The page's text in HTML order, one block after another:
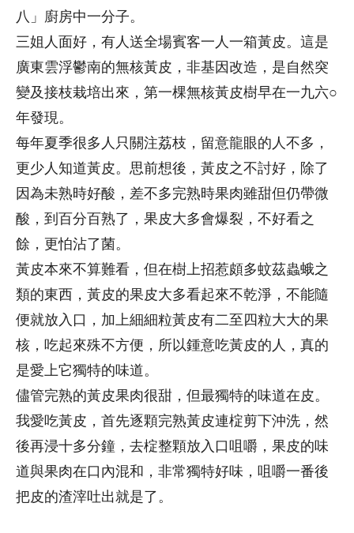
八」廚房中一分子。
三姐人面好，有人送全場賓客一人一箱黃皮。這是
廣東雲浮鬱南的無核黃皮，非基因改造，是自然突
變及接枝栽培出來，第一棵無核黃皮樹早在一九六○
年發現。
每年夏季很多人只關注荔枝，留意龍眼的人不多，
更少人知道黃皮。思前想後，黃皮之不討好，除了
因為未熟時好酸，差不多完熟時果肉雖甜但仍帶微
酸，到百分百熟了，果皮大多會爆裂，不好看之
餘，更怕沾了菌。
黃皮本來不算難看，但在樹上招惹頗多蚊茲蟲蛾之
類的東西，黃皮的果皮大多看起來不乾淨，不能隨
便就放入口，加上細細粒黃皮有二至四粒大大的果
核，吃起來殊不方便，所以鍾意吃黃皮的人，真的
是愛上它獨特的味道。
儘管完熟的黃皮果肉很甜，但最獨特的味道在皮。
我愛吃黃皮，首先逐顆完熟黃皮連椗剪下沖洗，然
後再浸十多分鐘，去椗整顆放入口咀嚼，果皮的味
道與果肉在口內混和，非常獨特好味，咀嚼一番後
把皮的渣滓吐出就是了。